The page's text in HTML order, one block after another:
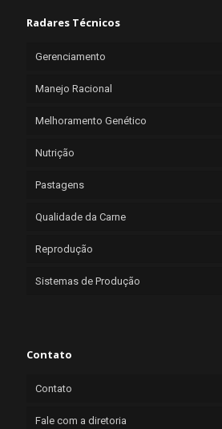
Radares Técnicos
Gerenciamento
Manejo Racional
Melhoramento Genético
Nutrição
Pastagens
Qualidade da Carne
Reprodução
Sistemas de Produção
Contato
Contato
Fale com a diretoria